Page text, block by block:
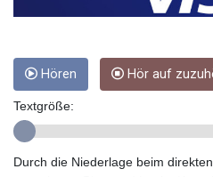
Hören Hör auf
Textgröße:
Durch die Niederlage beim